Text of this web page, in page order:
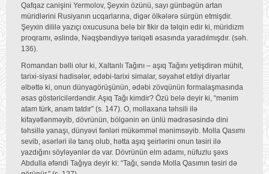
Qafqaz canişini Yermolov, Şeyxin özünü, sayı günbəgün artan
müridlərini Rusiyanın ucqarlarına, digər ölkələrə sürgün etmişdir.
Şeyxin dililə yazıçı oxucusuna belə bir fikir də təlqin edir ki, müridizm
proqramı, əslində, Nəqşbəndiyyə təriqəti əsasında yaradılmışdır. (səh.
136).
Romandan bəlli olur ki, Xaltanlı Tağını – aşıq Tağını yetişdirən mühit,
tarixi-siyasi hadisələr, ədəbi-tarixi simalar, səyahət etdiyi diyarlar
əlbəttə ki, onun dünyagörüşünün, ədəbi zövqünün formalaşmasında
əsas göstəricilərdəndir. Aşıq Tağı kimdir? Özü belə deyir ki, “mənim
atam türk, anam tatdır” (s. 147). O, mollaxana təhsili ilə
kifayətlənməyib, dövrünün, bölgənin ən ünlü mədrəsəsində dini
təhsillə yanaşı, dünyəvi fənləri mükəmməl mənimsəyib. Molla Qasımı
sevib, əsərləri ilə tanış olub, hətta aşıq şeirlərini onun təsiri ilə
yazdığını söyləyənlər də var. Dövrünün elm adamı, nüfuzlu şəxs
Abdulla əfəndi Tağıya deyir ki: “Tağı, səndə Molla Qasımın təsiri də